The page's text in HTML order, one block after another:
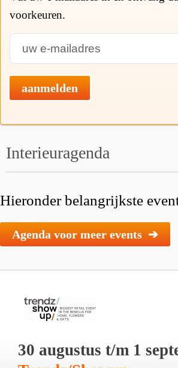
voorkeuren.
aanmelden
Interieuragenda
Hieronder belangrijkste
Agenda voor meer events ➔
30 augustus t/m 1